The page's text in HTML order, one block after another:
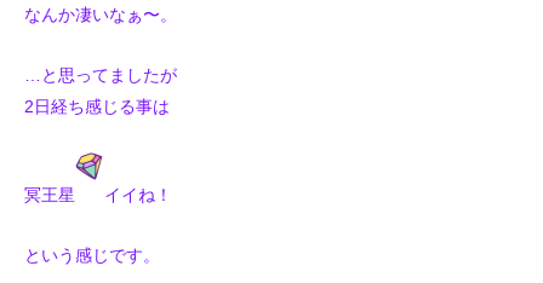
なんか凄いなぁ〜。
…と思ってましたが
2日経ち感じる事は
冥王星 イイね！
という感じです。